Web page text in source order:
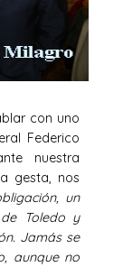
con uno
Federico
nuestra
gesta, nos
un
Toledo y
Jamás se
aunque no